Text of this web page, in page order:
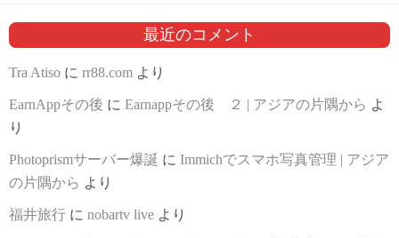
最近のコメント
Tra Atiso に rr88.com より
EarnAppその後 に Earnappその後 ２ | アジアの片隅から よ
り
Photoprismサーバー爆誕 に Immichでスマホ写真管理 | アジア
の片隅から より
福井旅行 に nobartv live より